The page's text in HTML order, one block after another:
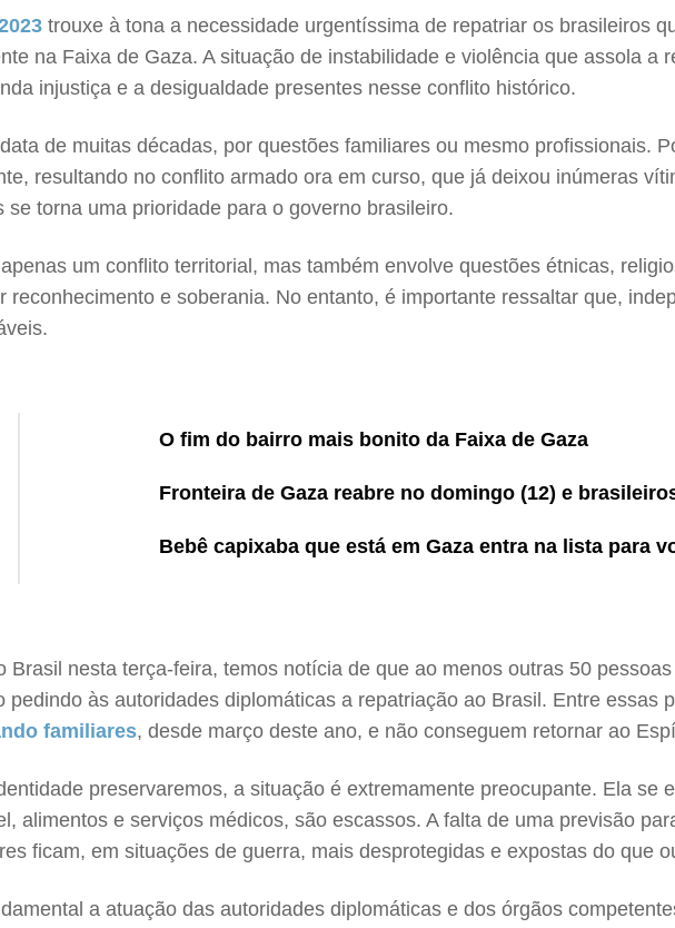
trouxe à tona a necessidade urgentíssima de repatriar os brasileiros
na Faixa de Gaza. A situação de instabilidade e violência que assola a
injustiça e a desigualdade presentes nesse conflito histórico.
de muitas décadas, por questões familiares ou mesmo profissionais.
resultando no conflito armado ora em curso, que já deixou inúmeras
torna uma prioridade para o governo brasileiro.
um conflito territorial, mas também envolve questões étnicas,
e soberania. No entanto, é importante ressaltar que,
O fim do bairro mais bonito da Faixa de Gaza
Fronteira de Gaza reabre no domingo (12) e
Bebê capixaba que está em Gaza entra na lista para
Brasil nesta terça-feira, temos notícia de que ao menos outras 50
às autoridades diplomáticas a repatriação ao Brasil. Entre essas
familiares, desde março deste ano, e não conseguem retornar ao
preservaremos, a situação é extremamente preocupante. Ela se
alimentos e serviços médicos, são escassos. A falta de uma previsão
ficam, em situações de guerra, mais desprotegidas e expostas do que
a atuação das autoridades diplomáticas e dos órgãos